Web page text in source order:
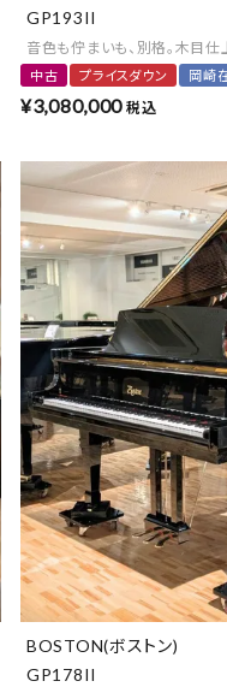
GP193II
音色も佇まいも、別格。木目
中古 プライスダウン 岡崎
¥3,080,000 税込
BOSTON(ボストン)
GP178II